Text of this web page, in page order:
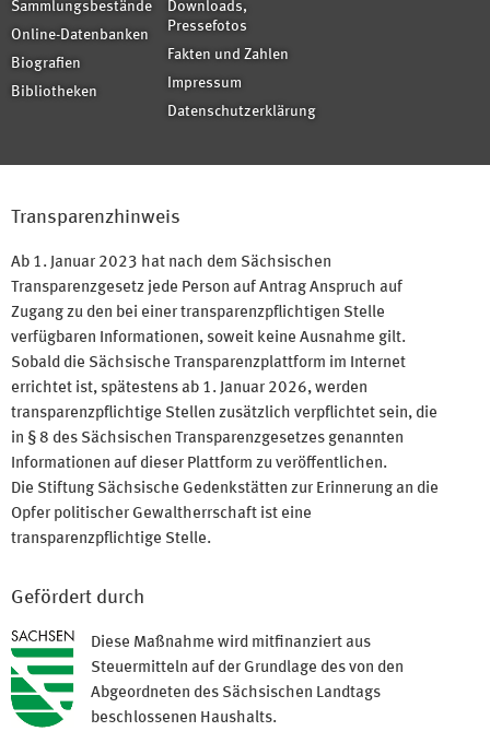
Sammlungsbestände
Online-Datenbanken
Biografien
Bibliotheken
Downloads,
Pressefotos
Fakten und Zahlen
Impressum
Datenschutzerklärung
Transparenzhinweis
Ab 1. Januar 2023 hat nach dem Sächsischen
Transparenzgesetz jede Person auf Antrag Anspruch auf
Zugang zu den bei einer transparenzpflichtigen Stelle
verfügbaren Informationen, soweit keine Ausnahme gilt.
Sobald die Sächsische Transparenzplattform im Internet
errichtet ist, spätestens ab 1. Januar 2026, werden
transparenzpflichtige Stellen zusätzlich verpflichtet sein, die
in § 8 des Sächsischen Transparenzgesetzes genannten
Informationen auf dieser Plattform zu veröffentlichen.
Die Stiftung Sächsische Gedenkstätten zur Erinnerung an die
Opfer politischer Gewaltherrschaft ist eine
transparenzpflichtige Stelle.
Gefördert durch
Diese Maßnahme wird mitfinanziert aus
Steuermitteln auf der Grundlage des von den
Abgeordneten des Sächsischen Landtags
beschlossenen Haushalts.